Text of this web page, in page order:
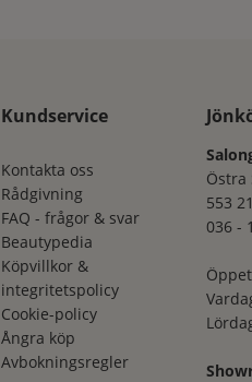
Kundservice
Kontakta oss
Rådgivning
FAQ - frågor & svar
Beautypedia
Köpvillkor &
integritetspolicy
Cookie-policy
Ångra köp
Avbokningsregler
Östra
553
036 -